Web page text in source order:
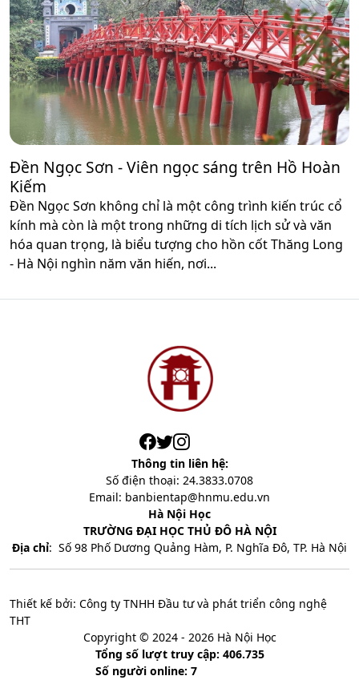
Đền Ngọc Sơn - Viên ngọc sáng trên Hồ Hoàn
Kiếm
Đền Ngọc Sơn không chỉ là một công trình kiến trúc cổ
kính mà còn là một trong những di tích lịch sử và văn
hóa quan trọng, là biểu tượng cho hồn cốt Thăng Long
- Hà Nội nghìn năm văn hiến, nơi...
Thông tin liên hệ:
Số điện thoại: 24.3833.0708
Email: banbientap@hnmu.edu.vn
Hà Nội Học
TRƯỜNG ĐẠI HỌC THỦ ĐÔ HÀ NỘI
Địa chỉ: Số 98 Phố Dương Quảng Hàm, P. Nghĩa Đô, TP. Hà Nội
Thiết kế bởi: Công ty TNHH Đầu tư và phát triển công nghệ
THT
Copyright © 2024 - 2026 Hà Nội Học
Tổng số lượt truy cập: 406.735
Số người online: 7